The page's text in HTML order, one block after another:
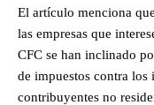
El artículo menciona
las empresas que
CFC se han inclinado
de impuestos contra los
contribuyentes no